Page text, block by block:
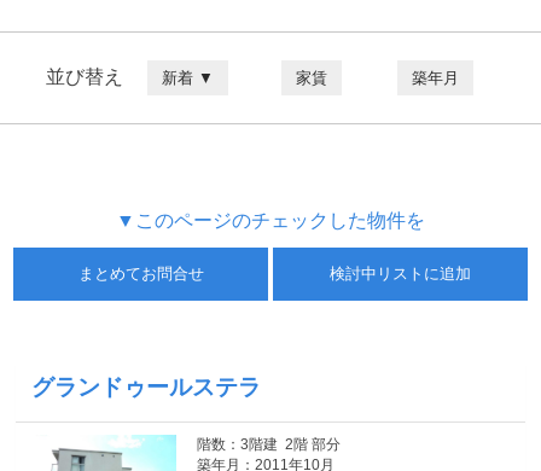
並び替え 新着 ▼ 家賃 築年月
▼このページのチェックした物件を
まとめてお問合せ 検討中リストに追加
グランドゥールステラ
階数：3階建 2階 部分
築年月：2011年10月